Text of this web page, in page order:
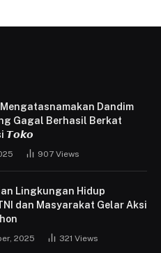
Dandim
Gagal Berhasil Berkat
𝙏𝙤𝙠𝙤
907 Views
Lingkungan Hidup
dan Masyarakat Gelar Aksi
2025 321 Views